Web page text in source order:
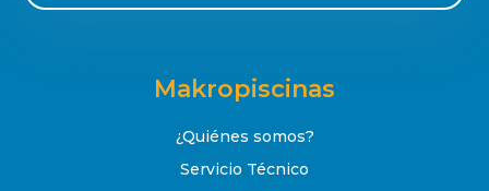
Makropiscinas
¿Quiénes somos?
Servicio Técnico